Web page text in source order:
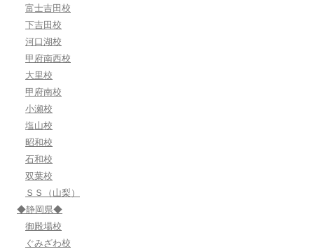
富士吉田校
下吉田校
河口湖校
甲府南西校
大里校
甲府南校
小瀬校
塩山校
昭和校
石和校
双葉校
ＳＳ（山梨）
◆静岡県◆
御殿場校
ぐみざわ校